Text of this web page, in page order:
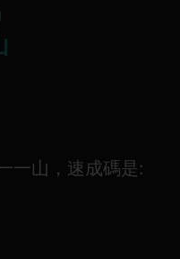
一山，速成碼是: